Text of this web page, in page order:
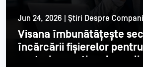
Jun 24, 2026 | Știri Despre
Visana îmbunătățește
încărcării fișierelor
costuri operaționale